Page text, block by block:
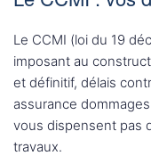
Le CCMI (loi du 19
imposant au
et définitif, délais
assurance
vous dispensent pas
travaux.